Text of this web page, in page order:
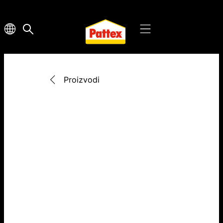
Proizvodi